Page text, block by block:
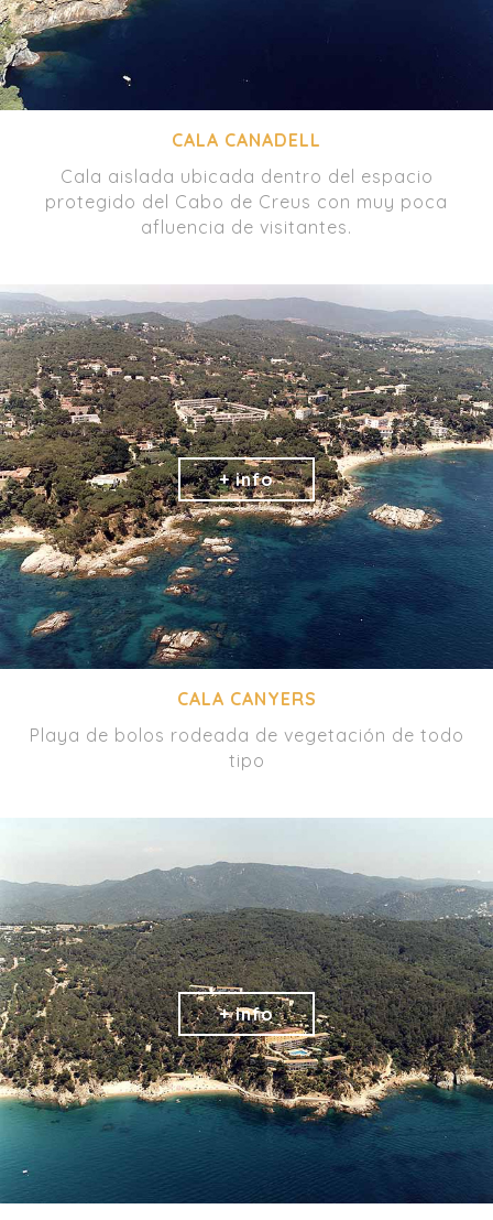
CALA CANADELL
Cala aislada ubicada dentro del espacio
protegido del Cabo de Creus con muy poca
afluencia de visitantes.
CALA CANYERS
Playa de bolos rodeada de vegetación de todo
tipo